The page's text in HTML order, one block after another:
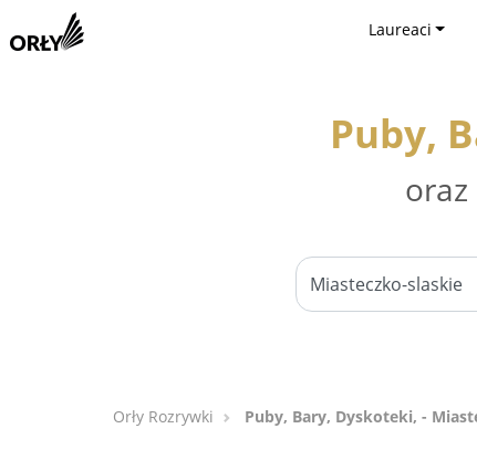
Laureaci
Puby,
oraz
Orły Rozrywki Puby, Bary, Dyskoteki, -